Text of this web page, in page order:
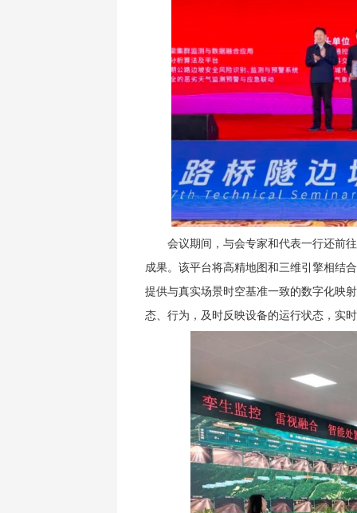
会议期间，与会专家和代表一行还前
成果。该平台将高精地图和三维引擎相结
提供与真实场景时空基准一致的数字化映
态、行为，及时反映设备的运行状态，实